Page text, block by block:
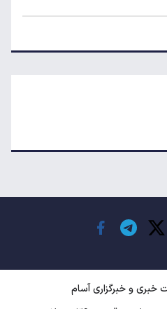
در بازار
خبری و خبرگزاری آسام